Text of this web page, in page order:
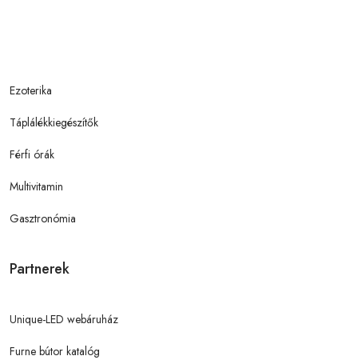
Ezoterika
Táplálékkiegészítők
Férfi órák
Multivitamin
Gasztronómia
Partnerek
Unique-LED webáruház
Furne bútor katalóg